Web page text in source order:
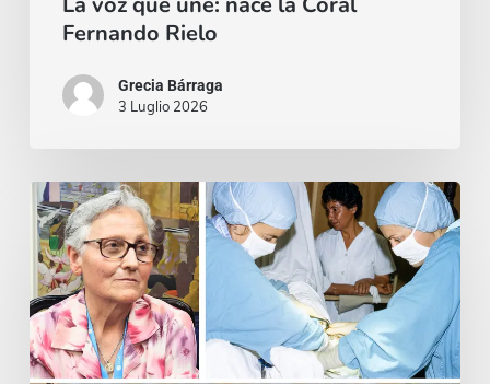
Fernando Rielo
Grecia Bárraga
3 Luglio 2026
La
ambición
de
los
santos
es